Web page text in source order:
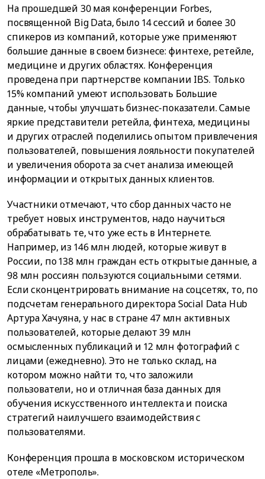
На прошедшей 30 мая конференции Forbes,
посвященной Big Data, было 14 сессий и более 30
спикеров из компаний, которые уже применяют
большие данные в своем бизнесе: финтехе, ретейле,
медицине и других областях. Конференция
проведена при партнерстве компании IBS. Только
15% компаний умеют использовать Большие
данные, чтобы улучшать бизнес-показатели. Самые
яркие представители ретейла, финтеха, медицины
и других отраслей поделились опытом привлечения
пользователей, повышения лояльности покупателей
и увеличения оборота за счет анализа имеющей
информации и открытых данных клиентов.
Участники отмечают, что сбор данных часто не
требует новых инструментов, надо научиться
обрабатывать те, что уже есть в Интернете.
Например, из 146 млн людей, которые живут в
России, по 138 млн граждан есть открытые данные, а
98 млн россиян пользуются социальными сетями.
Если сконцентрировать внимание на соцсетях, то, по
подсчетам генерального директора Social Data Hub
Артура Хачуяна, у нас в стране 47 млн активных
пользователей, которые делают 39 млн
осмысленных публикаций и 12 млн фотографий с
лицами (ежедневно). Это не только склад, на
котором можно найти то, что заложили
пользователи, но и отличная база данных для
обучения искусственного интеллекта и поиска
стратегий наилучшего взаимодействия с
пользователями.
Конференция прошла в московском историческом
отеле «Метрополь».